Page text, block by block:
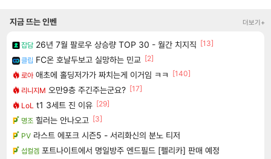
지금 뜨는 인벤 더보기+
잡담 26년 7월 팔로우 상승량 TOP 30 - 월간 치지직 [13]
클립 FC온 호날두보고 실망하는 민교 [2]
로아 애초에 홀딩저가가 짜치는게 이거임 ㅋㅋ
[140]
리니지M 오만9층 주긴주는군요? [17]
LoL t1 3세트 진 이유 [29]
명조 힐러는 안나오고 [3]
PV 라스트 에포크 시즌5 - 서리화신의 분노 티저
섭컬겜 포트나이트에서 명일방주 엔드필드 [펠리카] 판매 예정